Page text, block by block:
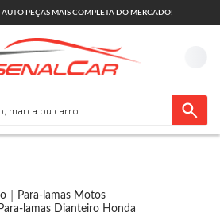
PEÇAS MAIS COMPLETA DO MERCADO!
Para-lamas Motos
Para-lamas Dianteiro Honda